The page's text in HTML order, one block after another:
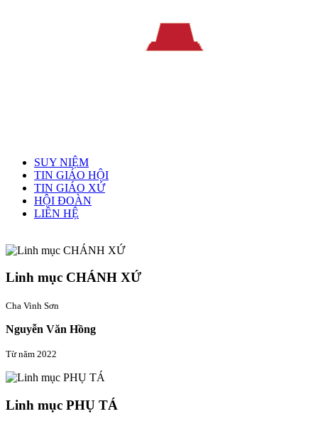
SUY NIỆM
TIN GIÁO HỘI
TIN GIÁO XỨ
HỘI ĐOÀN
LIÊN HỆ
Linh mục CHÁNH XỨ
Cha Vinh Sơn
Nguyễn Văn Hồng
Từ năm 2022
Linh mục PHỤ TÁ